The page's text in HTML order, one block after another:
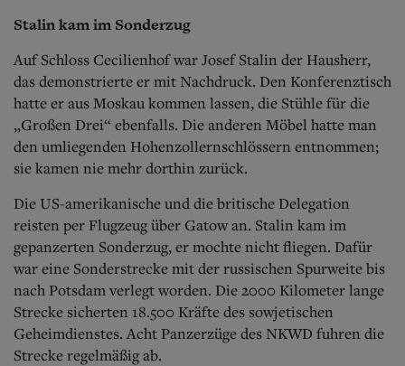
Stalin kam im Sonderzug
Auf Schloss Cecilienhof war Josef Stalin der Hausherr,
das demonstrierte er mit Nachdruck. Den Konferenztisch
hatte er aus Moskau kommen lassen, die Stühle für die
„Großen Drei“ ebenfalls. Die anderen Möbel hatte man
den umliegenden Hohenzollernschlössern entnommen;
sie kamen nie mehr dorthin zurück.
Die US-amerikanische und die britische Delegation
reisten per Flugzeug über Gatow an. Stalin kam im
gepanzerten Sonderzug, er mochte nicht fliegen. Dafür
war eine Sonderstrecke mit der russischen Spurweite bis
nach Potsdam verlegt worden. Die 2000 Kilometer lange
Strecke sicherten 18.500 Kräfte des sowjetischen
Geheimdienstes. Acht Panzerzüge des NKWD fuhren die
Strecke regelmäßig ab.